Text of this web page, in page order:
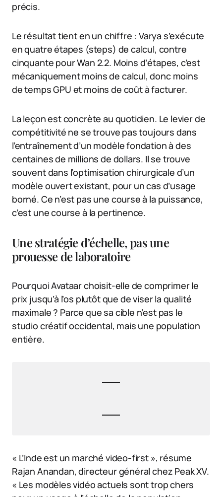
précis.
Le résultat tient en un chiffre : Varya s’exécute
en quatre étapes (steps) de calcul, contre
cinquante pour Wan 2.2. Moins d’étapes, c’est
mécaniquement moins de calcul, donc moins
de temps GPU et moins de coût à facturer.
La leçon est concrète au quotidien. Le levier de
compétitivité ne se trouve pas toujours dans
l’entraînement d’un modèle fondation à des
centaines de millions de dollars. Il se trouve
souvent dans l’optimisation chirurgicale d’un
modèle ouvert existant, pour un cas d’usage
borné. Ce n’est pas une course à la puissance,
c’est une course à la pertinence.
Une stratégie d’échelle, pas une
prouesse de laboratoire
Pourquoi Avataar choisit-elle de comprimer le
prix jusqu’à l’os plutôt que de viser la qualité
maximale ? Parce que sa cible n’est pas le
studio créatif occidental, mais une population
entière.
« L’Inde est un marché video-first », résume
Rajan Anandan, directeur général chez Peak XV.
« Les modèles vidéo actuels sont trop chers